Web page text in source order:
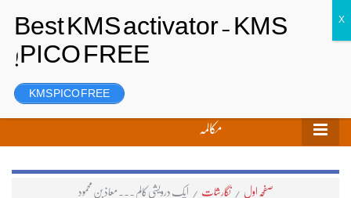
رجسٹر
مکالمہ
صفحہ اول / نگارشات / ایک درویشی کالم ۔۔۔ معاذ بن محمود
KMS PICO FREE